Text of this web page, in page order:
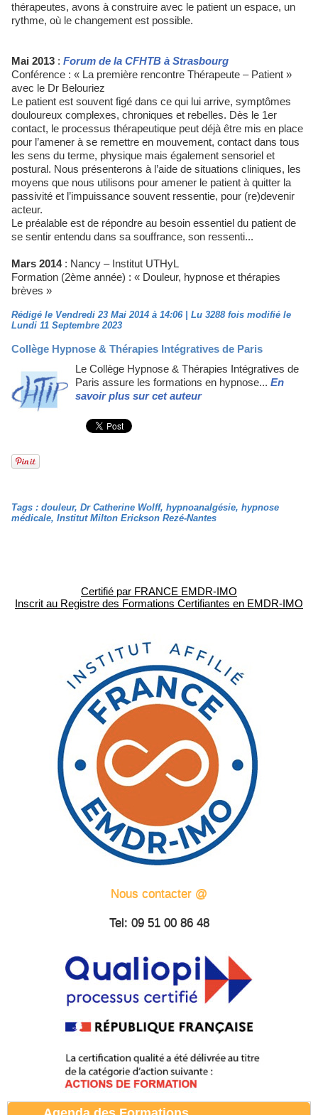
thérapeutes, avons à construire avec le patient un espace, un
rythme, où le changement est possible.
Mai 2013 : Forum de la CFHTB à Strasbourg
Conférence : « La première rencontre Thérapeute – Patient »
avec le Dr Belouriez
Le patient est souvent figé dans ce qui lui arrive, symptômes
douloureux complexes, chroniques et rebelles. Dès le 1er
contact, le processus thérapeutique peut déjà être mis en place
pour l’amener à se remettre en mouvement, contact dans tous
les sens du terme, physique mais également sensoriel et
postural. Nous présenterons à l’aide de situations cliniques, les
moyens que nous utilisons pour amener le patient à quitter la
passivité et l’impuissance souvent ressentie, pour (re)devenir
acteur.
Le préalable est de répondre au besoin essentiel du patient de
se sentir entendu dans sa souffrance, son ressenti...
Mars 2014: Nancy – Institut UTHyL
Formation (2ème année) : « Douleur, hypnose et thérapies
brèves »
Rédigé le Vendredi 23 Mai 2014 à 14:06 | Lu 3288 fois modifié le
Lundi 11 Septembre 2023
Collège Hypnose & Thérapies Intégratives de Paris
Le Collège Hypnose & Thérapies Intégratives de
Paris assure les formations en hypnose... En
savoir plus sur cet auteur
Tags : douleur, Dr Catherine Wolff, hypnoanalgésie, hypnose
médicale, Institut Milton Erickson Rezé-Nantes
Certifié par FRANCE EMDR-IMO
Inscrit au Registre des Formations Certifiantes en EMDR-IMO
Nous contacter @
Tel: 09 51 00 86 48